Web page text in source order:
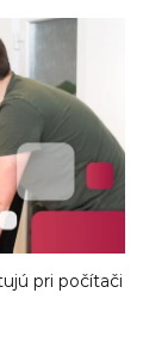
pri počítači